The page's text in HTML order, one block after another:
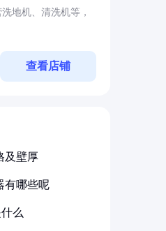
地机、清洗机等，
查看店铺
及壁厚
有哪些呢
么